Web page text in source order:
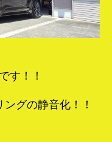
す！！
グの静音化！！